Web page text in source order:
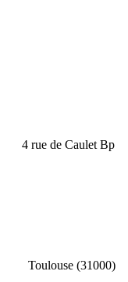
4 rue de Caulet Bp
Toulouse (31000)